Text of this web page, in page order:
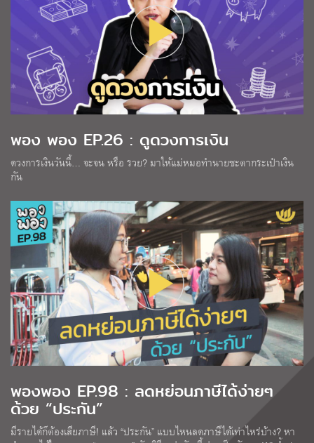
พอง พอง EP.26 : ดูดวงการเงิน
ดวงการเงินวันนี้… จะจน หรือ รวย? มาให้แม่หมอทำนายชะตากระเป๋าเงิน
กัน
พองพอง EP.98 : ลดหย่อนภาษีได้ง่ายๆ
ด้วย “ประกัน”
มีรายได้ก็ต้องเสียภาษี! แล้ว “ประกัน” แบบไหนลดภาษีได้เท่าไหร่บ้าง? หา